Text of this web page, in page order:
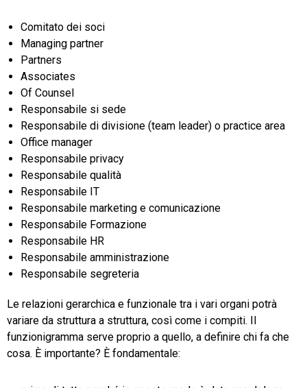
Comitato dei soci
Managing partner
Partners
Associates
Of Counsel
Responsabile si sede
Responsabile di divisione (team leader) o practice area
Office manager
Responsabile privacy
Responsabile qualità
Responsabile IT
Responsabile marketing e comunicazione
Responsabile Formazione
Responsabile HR
Responsabile amministrazione
Responsabile segreteria
Le relazioni gerarchica e funzionale tra i vari organi potrà
variare da struttura a struttura, così come i compiti. Il
funzionigramma serve proprio a quello, a definire chi fa che
cosa. È importante? È fondamentale: